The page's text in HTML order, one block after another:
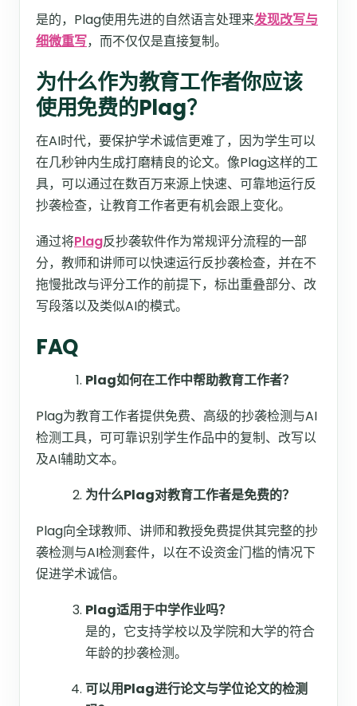
是的，Plag使用先进的自然语言处理来发现改写与
细微重写，而不仅仅是直接复制。
为什么作为教育工作者你应该
使用免费的Plag？
在AI时代，要保护学术诚信更难了，因为学生可以
在几秒钟内生成打磨精良的论文。像Plag这样的工
具，可以通过在数百万来源上快速、可靠地运行反
抄袭检查，让教育工作者更有机会跟上变化。
通过将Plag反抄袭软件作为常规评分流程的一部
分，教师和讲师可以快速运行反抄袭检查，并在不
拖慢批改与评分工作的前提下，标出重叠部分、改
写段落以及类似AI的模式。​
FAQ
Plag如何在工作中帮助教育工作者？
Plag为教育工作者提供免费、高级的抄袭检测与AI
检测工具，可可靠识别学生作品中的复制、改写以
及AI辅助文本。
为什么Plag对教育工作者是免费的？
Plag向全球教师、讲师和教授免费提供其完整的抄
袭检测与AI检测套件，以在不设资金门槛的情况下
促进学术诚信。
Plag适用于中学作业吗？
是的，它支持学校以及学院和大学的符合
年龄的抄袭检测。
可以用Plag进行论文与学位论文的检测